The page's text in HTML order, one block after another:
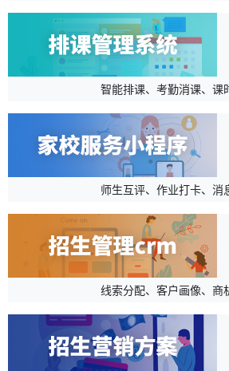
智能排课、考勤消课、课
师生互评、作业打卡、消
线索分配、客户画像、商